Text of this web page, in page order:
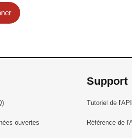
ouvertes
Support
Tutoriel de l'API
Référence de